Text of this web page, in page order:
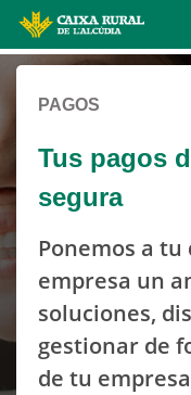
Cargando
contenido,
favor
espere...
PAGOS
Tus pagos
segura
Ponemos a
empresa un
soluciones,
gestionar de
de tu